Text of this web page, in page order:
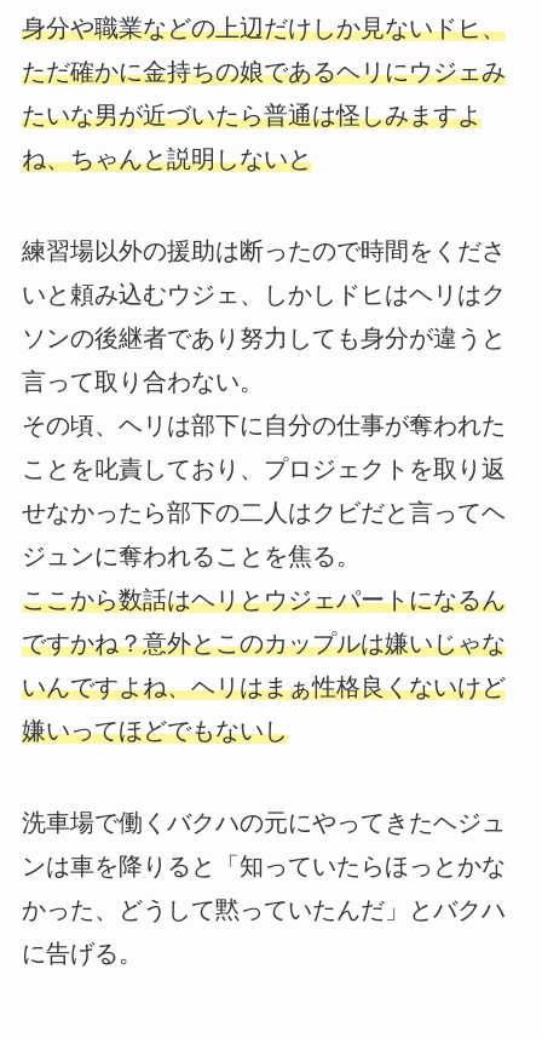
身分や職業などの上辺だけしか見ないドヒ、
ただ確かに金持ちの娘であるヘリにウジェみ
たいな男が近づいたら普通は怪しみますよ
ね、ちゃんと説明しないと
練習場以外の援助は断ったので時間をくださ
いと頼み込むウジェ、しかしドヒはヘリはク
ソンの後継者であり努力しても身分が違うと
言って取り合わない。
その頃、ヘリは部下に自分の仕事が奪われた
ことを叱責しており、プロジェクトを取り返
せなかったら部下の二人はクビだと言ってヘ
ジュンに奪われることを焦る。
ここから数話はヘリとウジェパートになるん
ですかね？意外とこのカップルは嫌いじゃな
いんですよね、ヘリはまぁ性格良くないけど
嫌いってほどでもないし
洗車場で働くバクハの元にやってきたヘジュ
ンは車を降りると「知っていたらほっとかな
かった、どうして黙っていたんだ」とバクハ
に告げる。